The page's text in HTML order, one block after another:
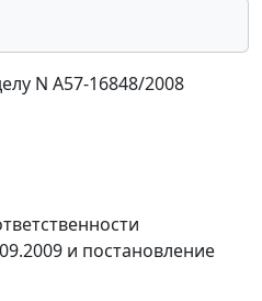
N А57-16848/2008
и постановление